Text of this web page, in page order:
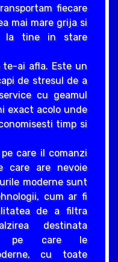
fiecare
mai mare grija si
la tine in stare
te-ai afla. Este un
de stresul de a
cu geamul
exact acolo unde
timp si
care il comanzi
care are nevoie
moderne sunt
cum ar fi
de a filtra
destinata
pe care le
cu toate